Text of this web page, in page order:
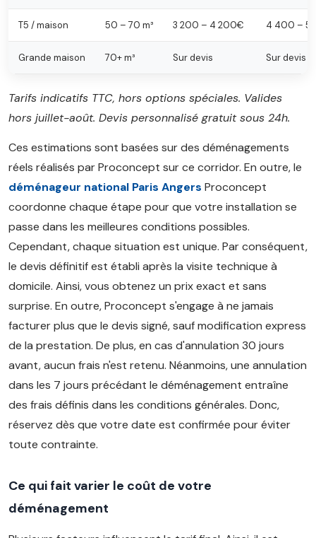
T5 / maison 50 – 70 m³ 3 200 – 4 200€ 4 400 – 5
Grande maison 70+ m³ Sur devis Sur devis
Tarifs indicatifs TTC, hors options spéciales. Valides
hors juillet-août. Devis personnalisé gratuit sous 24h.
Ces estimations sont basées sur des déménagements
réels réalisés par Proconcept sur ce corridor. En outre, le
déménageur national Paris Angers Proconcept
coordonne chaque étape pour que votre installation se
passe dans les meilleures conditions possibles.
Cependant, chaque situation est unique. Par conséquent,
le devis définitif est établi après la visite technique à
domicile. Ainsi, vous obtenez un prix exact et sans
surprise. En outre, Proconcept s'engage à ne jamais
facturer plus que le devis signé, sauf modification express
de la prestation. De plus, en cas d'annulation 30 jours
avant, aucun frais n'est retenu. Néanmoins, une annulation
dans les 7 jours précédant le déménagement entraîne
des frais définis dans les conditions générales. Donc,
réservez dès que votre date est confirmée pour éviter
toute contrainte.
Ce qui fait varier le coût de votre
déménagement